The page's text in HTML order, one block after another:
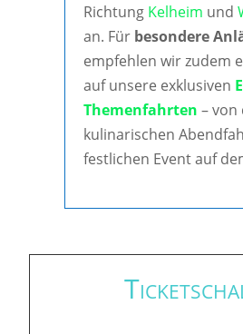
Richtung Kelheim und
an. Für besondere
empfehlen wir zudem
auf unsere exklusiven
Themenfahrten – von
kulinarischen
festlichen Event auf